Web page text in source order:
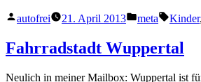
dich
fahren,
bist
Veröffentlicht
autofrei 21. April 2013
Veröffentlicht
meta Kinder,
Fahrradstadt Wuppertal
Neulich in meiner Mailbox: Wuppertal ist